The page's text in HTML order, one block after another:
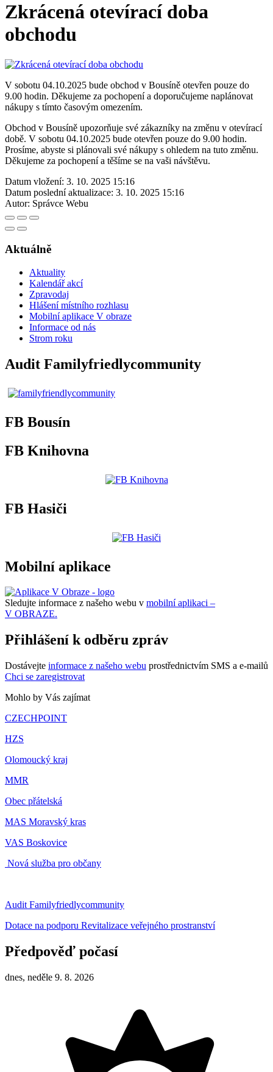
Zkrácená otevírací doba
obchodu
V sobotu 04.10.2025 bude obchod v Bousíně otevřen pouze do
9.00 hodin. Děkujeme za pochopení a doporučujeme naplánovat
nákupy s tímto časovým omezením.
Obchod v Bousíně upozorňuje své zákazníky na změnu v otevírací
době. V sobotu 04.10.2025 bude otevřen pouze do 9.00 hodin.
Prosíme, abyste si plánovali své nákupy s ohledem na tuto změnu.
Děkujeme za pochopení a těšíme se na vaši návštěvu.
Datum vložení: 3. 10. 2025 15:16
Datum poslední aktualizace: 3. 10. 2025 15:16
Autor: Správce Webu
Aktuálně
Aktuality
Kalendář akcí
Zpravodaj
Hlášení místního rozhlasu
Mobilní aplikace V obraze
Informace od nás
Strom roku
Audit Familyfriedlycommunity
FB Bousín
FB Knihovna
FB Hasiči
Mobilní aplikace
Sledujte informace z našeho webu v mobilní aplikaci –
V OBRAZE.
Přihlášení k odběru zpráv
Dostávejte informace z našeho webu prostřednictvím SMS a e-mailů
Chci se zaregistrovat
Mohlo by Vás zajímat
CZECHPOINT
HZS
Olomoucký kraj
MMR
Obec přátelská
MAS Moravský kras
VAS Boskovice
Nová služba pro občany
Audit Familyfriedlycommunity
Dotace na podporu Revitalizace veřejného prostranství
Předpověď počasí
dnes, neděle 9. 8. 2026